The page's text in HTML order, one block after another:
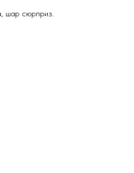
шар сюрприз.